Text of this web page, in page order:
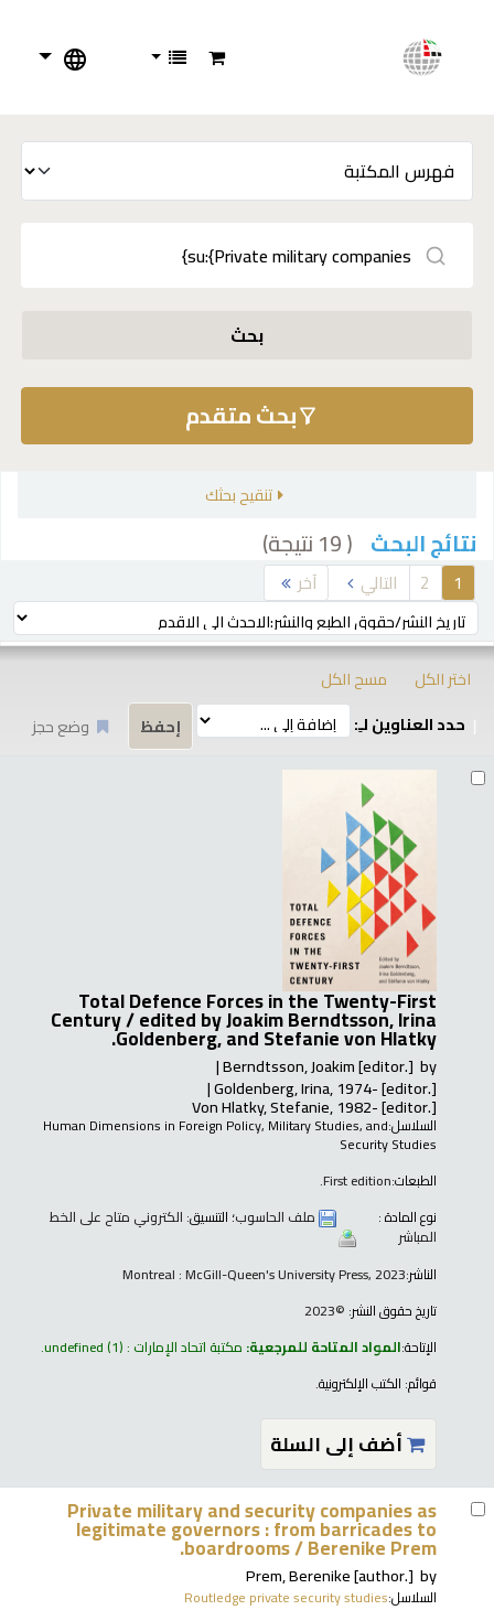
بحث
بحث متقدم
تنقيح بحثك
نتائج البحث ( 19 نتيجة)
1
2 التالي آخر
ترتيب بواسطة:
اختر الكل
مسح الكل
حدد العناوين لـِ:
وضع حجز
Total Defence Forces in the Twenty-First
Century /edited by Joakim Berndtsson, Irina
Goldenberg, and Stefanie von Hlatky.
by
Berndtsson, Joakim[editor.]
Goldenberg, Irina, 1974-[editor.]
Von Hlatky, Stefanie, 1982-[editor.]
السلاسل:Human Dimensions in Foreign Policy, Military Studies, and
Security Studies
الطبعات:First edition.
نوع المادة :
ملف الحاسوب؛ التنسيق: الكتروني متاح على الخط
المباشر
الناشر:Montreal : McGill-Queen's University Press, 2023
تاريخ حقوق النشر: ©2023
الإتاحة:المواد المتاحة للمرجعية: مكتبة اتحاد الإمارات : undefined(1).
قوائم: الكتب الإلكترونية.
أضف إلى السلة
Private military and security companies as
legitimate governors : from barricades to
boardrooms /Berenike Prem.
by
Prem, Berenike[author.]
السلاسل:Routledge private security studies